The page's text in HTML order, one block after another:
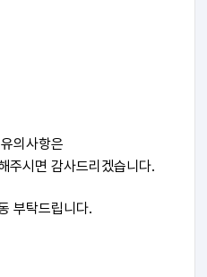
의사항은
주시면 감사드리겠습니다.
부탁드립니다.